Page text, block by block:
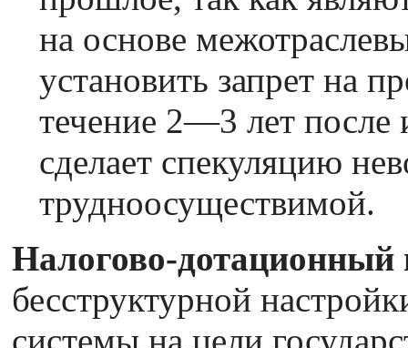
на основе
установить запрет на
течение 2—3 лет после
сделает спекуляцию
трудноосуществимой.
Налогово-
бесструктурной